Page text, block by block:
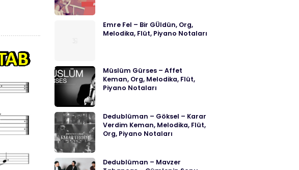
Emre Fel – Bir GÜldün, Org,
Melodika, Flüt, Piyano Notaları
Müslüm Gürses – Affet
Keman, Org, Melodika, Flüt,
Piyano Notaları
Dedublüman – Göksel – Karar
Verdim Keman, Melodika, Flüt,
Org, Piyano Notaları
Dedublüman – Mavzer